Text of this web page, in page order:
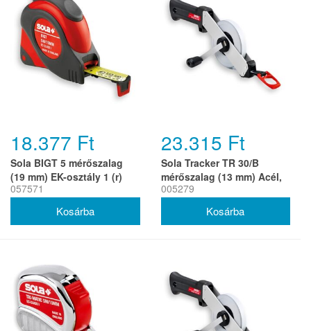
18.377 Ft
Sola BIGT 5 mérőszalag
(19 mm) EK-osztály 1 (r)
057571
23.315 Ft
Sola Tracker TR 30/B
mérőszalag (13 mm) Acél,
Multifunkciós akasztó, EK-
005279